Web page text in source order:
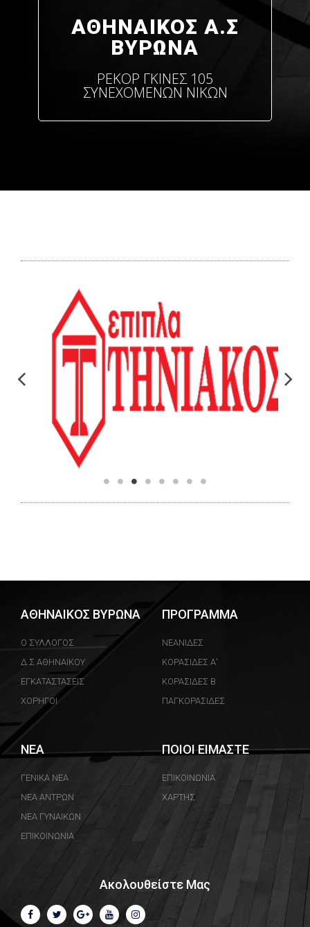
ΑΘΗΝΑΙΚΟΣ Α.Σ
ΒΥΡΩΝΑ
ΡΕΚΟΡ ΓΚΙΝΕΣ 105
ΣΥΝΕΧΟΜΕΝΩΝ ΝΙΚΩΝ
ΑΘΗΝΑΙΚΟΣ ΒΥΡΩΝΑ
Ο ΣΥΛΛΟΓΟΣ
Δ.Σ ΑΘΗΝΑΙΚΟΥ
ΕΓΚΑΤΑΣΤΑΣΕΙΣ
ΧΟΡΗΓΟΙ
ΠΡΟΓΡΑΜΜΑ
ΝΕΑΝΙΔΕΣ
ΚΟΡΑΣΙΔΕΣ Α'
ΚΟΡΑΣΙΔΕΣ Β
ΠΑΓΚΟΡΑΣΙΔΕΣ
ΝΕΑ
ΓΕΝΙΚΑ ΝΕΑ
ΝΕΑ ΑΝΤΡΩΝ
ΝΕΑ ΓΥΝΑΙΚΩΝ
ΕΠΙΚΟΙΝΩΝΙΑ
ΠΟΙΟΙ ΕΙΜΑΣΤΕ
ΕΠΙΚΟΙΝΩΝΙΑ
ΧΑΡΤΗΣ
Ακολουθείστε Μας